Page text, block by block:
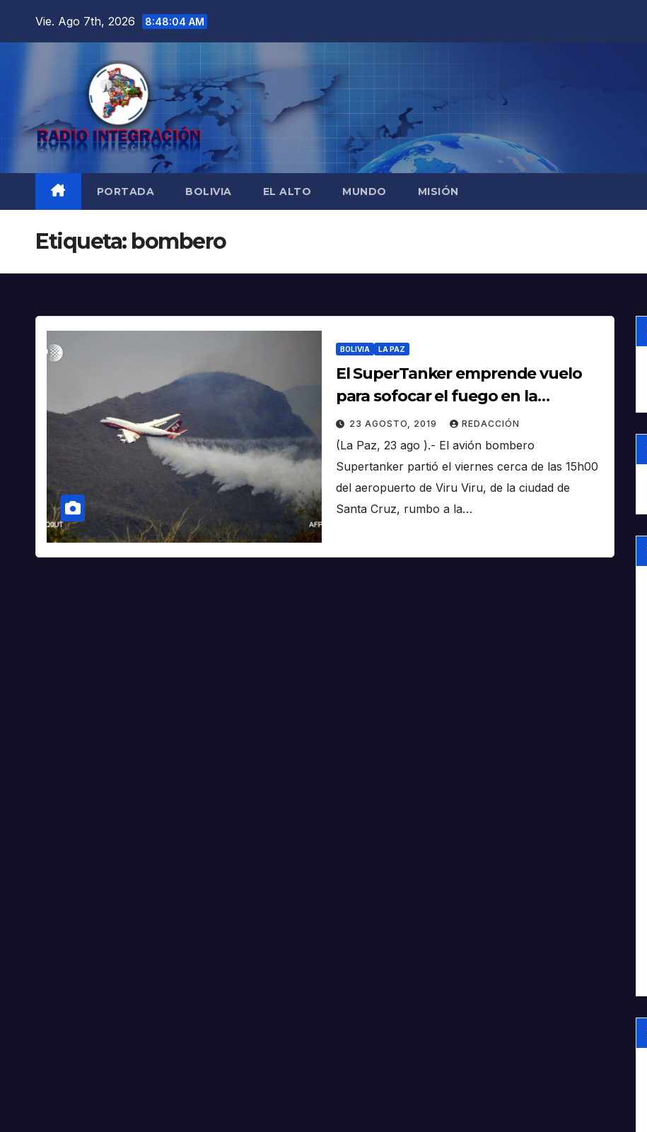
Vie. Ago 7th, 2026 8:48:05 AM
PORTADA BOLIVIA EL ALTO MUNDO MISIÓN
Etiqueta: bombero
BOLIVIA LA PAZ
El SuperTanker emprende vuelo
para sofocar el fuego en la
localidad de Taperas
23 AGOSTO, 2019 REDACCIÓN
(La Paz, 23 ago ).- El avión bombero
Supertanker partió el viernes cerca de las 15h00
del aeropuerto de Viru Viru, de la ciudad de
Santa Cruz, rumbo a la…